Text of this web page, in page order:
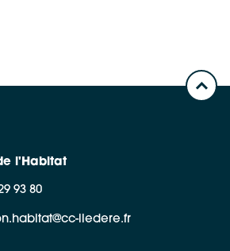
l'Habitat
93 80
iledere.fr